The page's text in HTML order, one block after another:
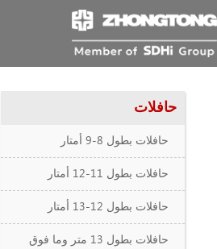
حافلات
حافلات بطول 8-9 أمتار
حافلات بطول 11-12 أمتار
حافلات بطول 12-13 أمتار
حافلات بطول 13 متر وما فوق